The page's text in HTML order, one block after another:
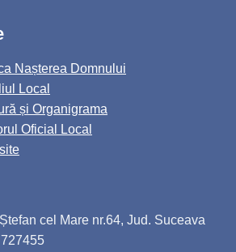
Nașterea Domnului
Local
și Organigrama
Oficial Local
cel Mare nr.64, Jud. Suceava